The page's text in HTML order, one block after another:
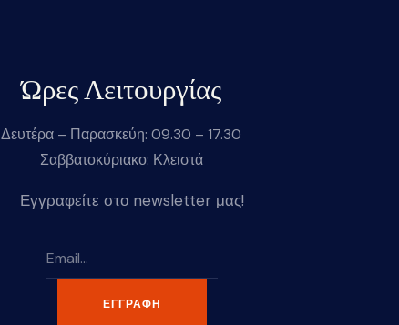
Ώρες Λειτουργίας
Δευτέρα – Παρασκεύη: 09.30 – 17.30
Σαββατοκύριακο: Κλειστά
Εγγραφείτε στο newsletter μας!
ΕΓΓΡΑΦΉ